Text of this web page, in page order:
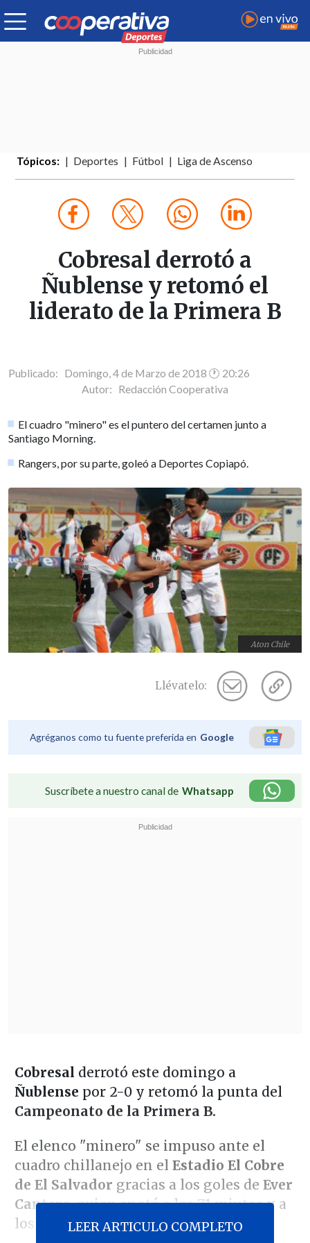
Tópicos: Deportes Fútbol Liga de Ascenso
Cobresal derrotó a
Ñublense y retomó el
liderato de la Primera B
Publicado: Domingo, 4 de Marzo de 2018 🕐 20:26
Autor: Redacción Cooperativa
El cuadro "minero" es el puntero del certamen junto a
Santiago Morning.
Rangers, por su parte, goleó a Deportes Copiapó.
Aton Chile
Llévatelo:
Agréganos como tu fuente preferida en Google
Suscríbete a nuestro canal de Whatsapp
Cobresal derrotó este domingo a
Ñublense por 2-0 y retomó la punta del
Campeonato de la Primera B.
El elenco "minero" se impuso ante el
cuadro chillanejo en el Estadio El Cobre
de El Salvador gracias a los goles de Ever
Cantero, quien anotó a los 71 miutos y a
los 95'.
LEER ARTICULO COMPLETO